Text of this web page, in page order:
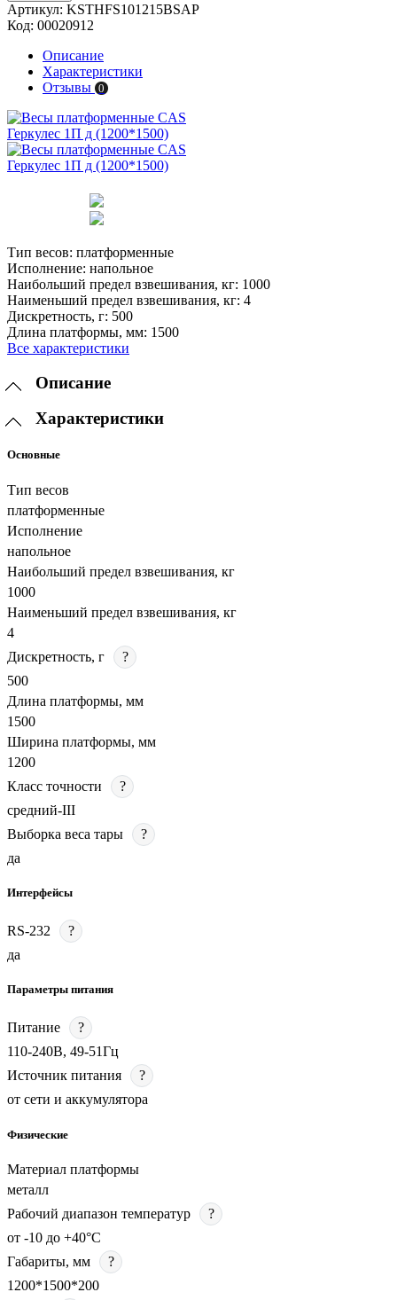
Артикул: KSTHFS101215BSAP
Код: 00020912
Описание
Характеристики
Отзывы 0
Тип весов: платформенные
Исполнение: напольное
Наибольший предел взвешивания, кг: 1000
Наименьший предел взвешивания, кг: 4
Дискретность, г: 500
Длина платформы, мм: 1500
Все характеристики
Описание
Характеристики
Основные
Тип весов
платформенные
Исполнение
напольное
Наибольший предел взвешивания, кг
1000
Наименьший предел взвешивания, кг
4
Дискретность, г
?
500
Длина платформы, мм
1500
Ширина платформы, мм
1200
Класс точности
?
средний-III
Выборка веса тары
?
да
Интерфейсы
RS-232
?
да
Параметры питания
Питание
?
110-240В, 49-51Гц
Источник питания
?
от сети и аккумулятора
Физические
Материал платформы
металл
Рабочий диапазон температур
?
от -10 до +40°C
Габариты, мм
?
1200*1500*200